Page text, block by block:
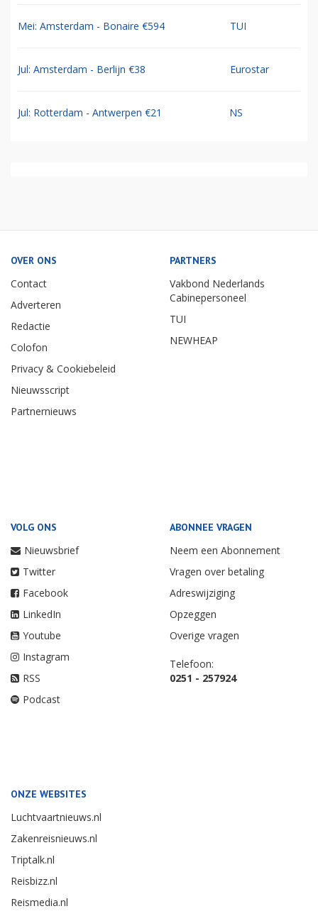
Mei: Amsterdam - Bonaire €594 TUI
Jul: Amsterdam - Berlijn €38 Eurostar
Jul: Rotterdam - Antwerpen €21 NS
OVER ONS
Contact
Adverteren
Redactie
Colofon
Privacy & Cookiebeleid
Nieuwsscript
Partnernieuws
PARTNERS
Vakbond Nederlands
Cabinepersoneel
TUI
NEWHEAP
VOLG ONS
Nieuwsbrief
Twitter
Facebook
LinkedIn
Youtube
Instagram
RSS
Podcast
ABONNEE VRAGEN
Neem een Abonnement
Vragen over betaling
Adreswijziging
Opzeggen
Overige vragen
Telefoon:
0251 - 257924
ONZE WEBSITES
Luchtvaartnieuws.nl
Zakenreisnieuws.nl
Triptalk.nl
Reisbizz.nl
Reismedia.nl